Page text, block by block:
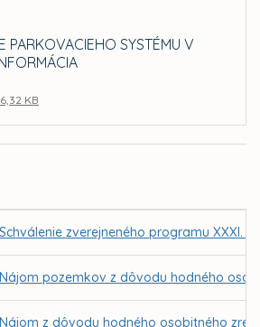
PARKOVACIEHO SYSTÉMU V
KB
Schválenie zverejneného programu XXXI.
Nájom pozemkov z dôvodu hodného
Nájom z dôvodu hodného osobitného